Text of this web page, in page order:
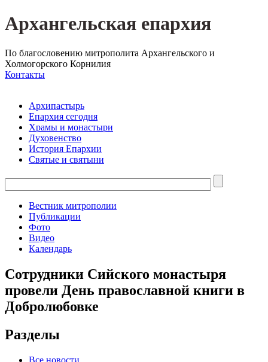
Архангельская епархия
По благословению митрополита Архангельского и
Холмогорского Корнилия
Контакты
Архипастырь
Епархия сегодня
Храмы и монастыри
Духовенство
История Епархии
Святые и святыни
Вестник митрополии
Публикации
Фото
Видео
Календарь
Сотрудники Сийского монастыря
провели День православной книги в
Добролюбовке
Разделы
Все новости